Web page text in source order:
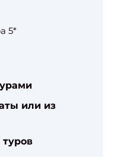
5*
или из